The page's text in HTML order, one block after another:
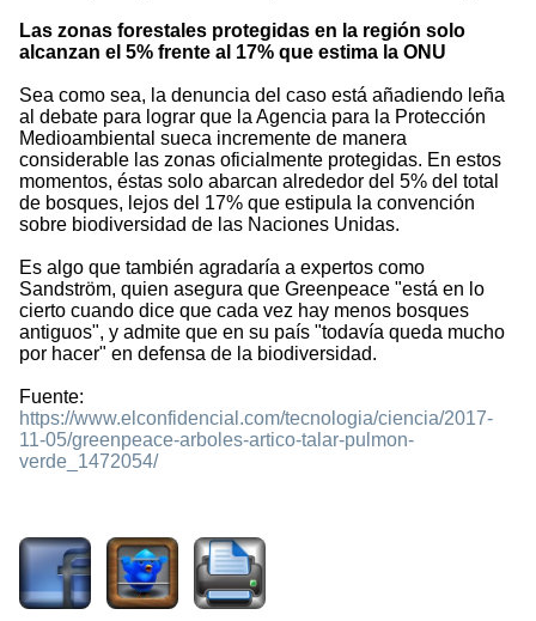
Las zonas forestales protegidas en la región solo
alcanzan el 5% frente al 17% que estima la ONU
Sea como sea, la denuncia del caso está añadiendo leña
al debate para lograr que la Agencia para la Protección
Medioambiental sueca incremente de manera
considerable las zonas oficialmente protegidas. En estos
momentos, éstas solo abarcan alrededor del 5% del total
de bosques, lejos del 17% que estipula la convención
sobre biodiversidad de las Naciones Unidas.
Es algo que también agradaría a expertos como
Sandström, quien asegura que Greenpeace "está en lo
cierto cuando dice que cada vez hay menos bosques
antiguos", y admite que en su país "todavía queda mucho
por hacer" en defensa de la biodiversidad.
Fuente:
https://www.elconfidencial.com/tecnologia/ciencia/2017-
11-05/greenpeace-arboles-artico-talar-pulmon-
verde_1472054/